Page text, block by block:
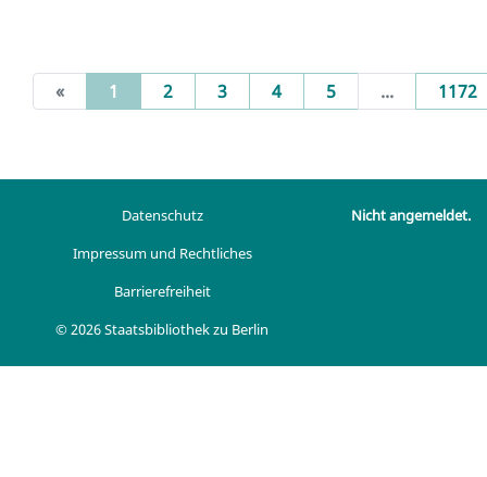
« 1 (current)
2 3 4 5 ... 1172
Datenschutz
Impressum und Rechtliches
Barrierefreiheit
© 2026 Staatsbibliothek zu Berlin
Nicht angemeldet.